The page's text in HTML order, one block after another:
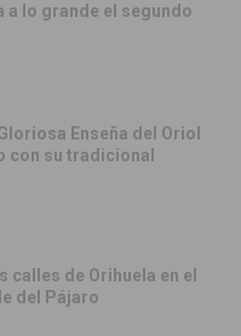
a lo grande el segundo
Enseña del Oriol
con su tradicional
calles de Orihuela en el
del Pájaro